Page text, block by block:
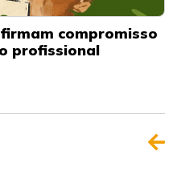
compromisso
profissional